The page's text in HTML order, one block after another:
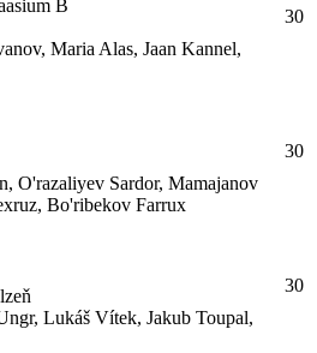
B
Maria Alas, Jaan Kannel,
30
O'razaliyev Sardor, Mamajanov
Bo'ribekov Farrux
30
Lukáš Vítek, Jakub Toupal,
30